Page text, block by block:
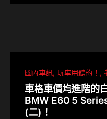
國內車訊 玩車用聽的！
車格車價均進階的
BMW E60 5
(二)！